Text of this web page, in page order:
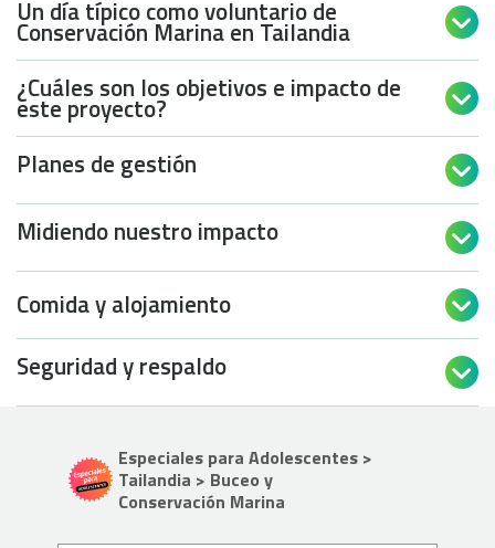
Un día típico como voluntario de
Conservación Marina en Tailandia 
¿Cuáles son los objetivos e impacto de
este proyecto? 
Planes de gestión 
Midiendo nuestro impacto 
Comida y alojamiento 
Seguridad y respaldo 
Especiales para Adolescentes >
Tailandia > Buceo y
Conservación Marina